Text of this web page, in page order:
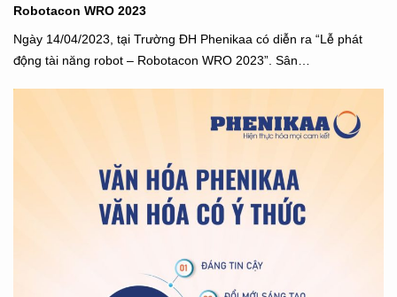
Robotacon WRO 2023
Ngày 14/04/2023, tại Trường ĐH Phenikaa có diễn ra “Lễ phát
động tài năng robot – Robotacon WRO 2023”. Sân…